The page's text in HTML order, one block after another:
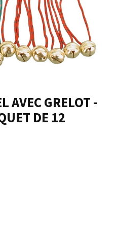
AVEC GRELOT -
DE 12